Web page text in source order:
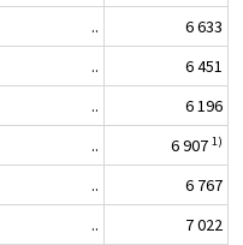
..
6 633
..
6 451
..
6 196
.. 6 907 1)
..
6 767
..
7 022